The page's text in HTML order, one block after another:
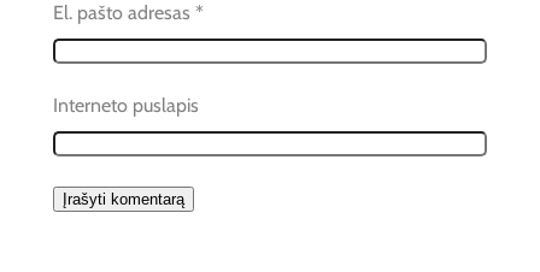
El. pašto adresas *
Interneto puslapis